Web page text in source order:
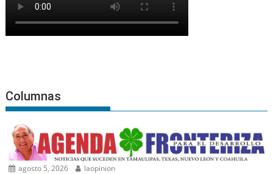
Columnas
agosto 5, 2026 laopinion